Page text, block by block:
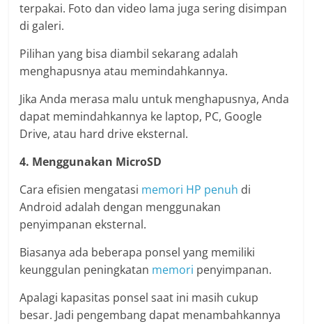
terpakai. Foto dan video lama juga sering disimpan
di galeri.
Pilihan yang bisa diambil sekarang adalah
menghapusnya atau memindahkannya.
Jika Anda merasa malu untuk menghapusnya, Anda
dapat memindahkannya ke laptop, PC, Google
Drive, atau hard drive eksternal.
4. Menggunakan MicroSD
Cara efisien mengatasi memori HP penuh di
Android adalah dengan menggunakan
penyimpanan eksternal.
Biasanya ada beberapa ponsel yang memiliki
keunggulan peningkatan memori penyimpanan.
Apalagi kapasitas ponsel saat ini masih cukup
besar. Jadi pengembang dapat menambahkannya